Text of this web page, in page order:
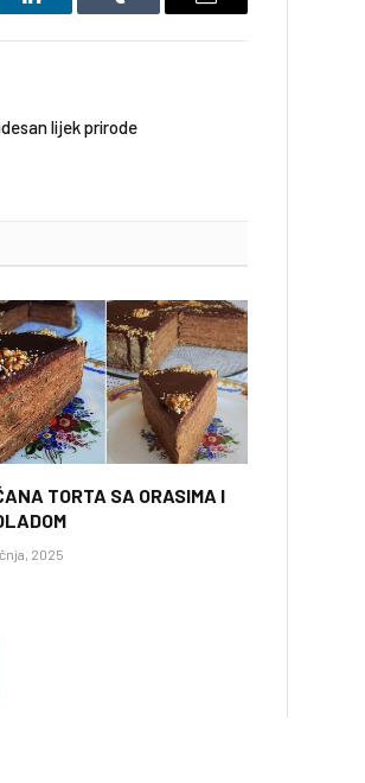
LinkedIn Tumblr Email
lijek prirode
TORTA SA ORASIMA I
2025